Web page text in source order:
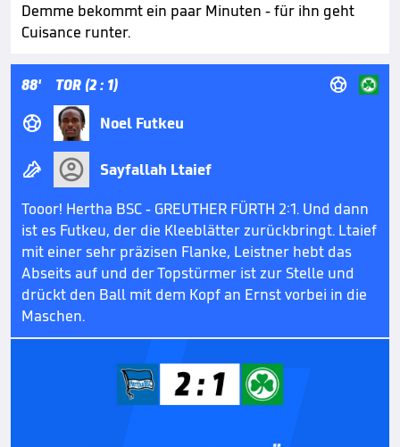
Demme bekommt ein paar Minuten - für ihn geht
Cuisance runter.
88' TOR (2 : 1) 
 Noel Futkeu

Sayfallah Ltaief
Tooor! Hertha BSC - GREUTHER FÜRTH 2:1. Und dann
ist es Futkeu, der die Kleeblätter zurückbringt. Ltaief
mit einer sehr präzisen Flanke, Leistner hebt das
Abseits auf und der Topstürmer ist zur Stelle und
drückt den Ball mit dem Kopf an Ernst vorbei in die
Maschen.